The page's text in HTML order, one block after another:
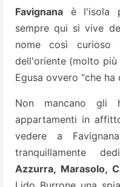
Favignana è l'isola
sempre qui si vive
nome così
dell'oriente (molto
Egusa ovvero “che ha
Non mancano gli
appartamenti in
vedere a
tranquillamente
Azzurra, Marasolo,